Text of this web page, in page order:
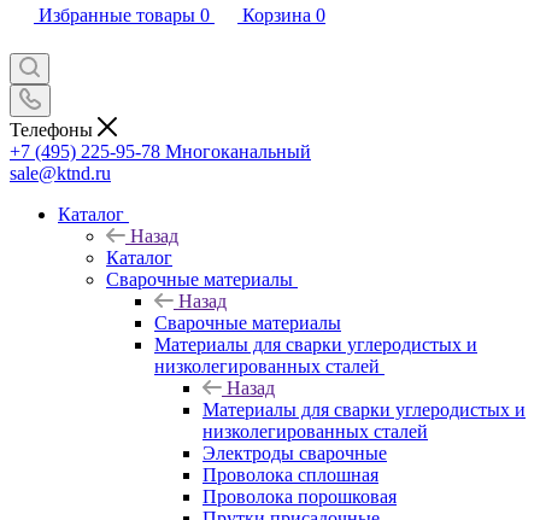
Избранные товары 0 Корзина 0
Телефоны
+7 (495) 225-95-78 Многоканальный
sale@ktnd.ru
Каталог
Назад
Каталог
Сварочные материалы
Назад
Сварочные материалы
Материалы для сварки углеродистых и
низколегированных сталей
Назад
Материалы для сварки углеродистых и
низколегированных сталей
Электроды сварочные
Проволока сплошная
Проволока порошковая